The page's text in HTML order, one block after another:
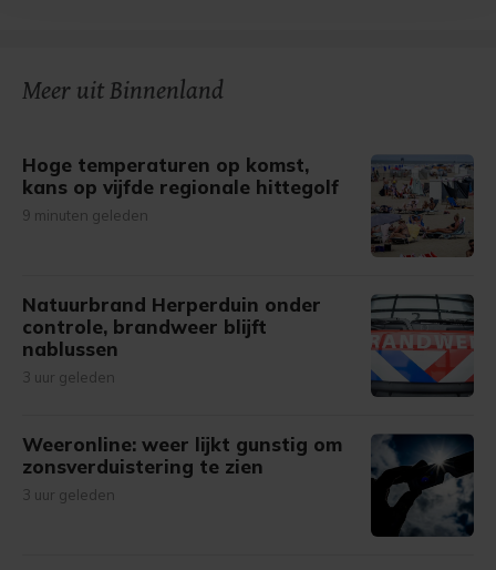
Meer uit Binnenland
Hoge temperaturen op komst,
kans op vijfde regionale hittegolf
9 minuten geleden
Natuurbrand Herperduin onder
controle, brandweer blijft
nablussen
3 uur geleden
Weeronline: weer lijkt gunstig om
zonsverduistering te zien
3 uur geleden